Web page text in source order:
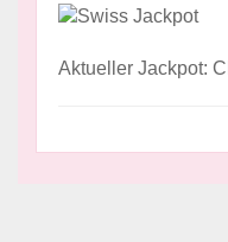
Aktueller Jackpot: